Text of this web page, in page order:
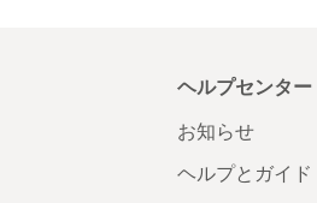
ヘルプセンター
お知らせ
ヘルプとガイド